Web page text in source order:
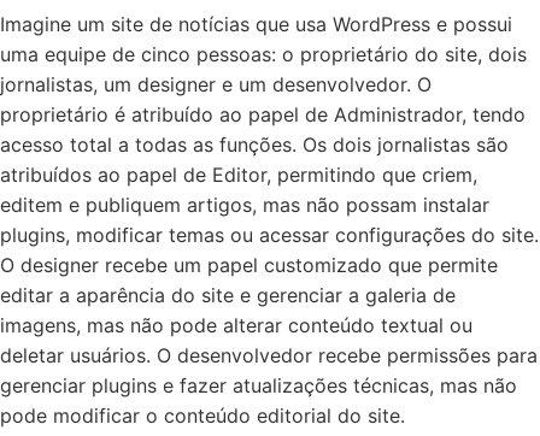
Imagine um site de notícias que usa WordPress e possui
uma equipe de cinco pessoas: o proprietário do site, dois
jornalistas, um designer e um desenvolvedor. O
proprietário é atribuído ao papel de Administrador, tendo
acesso total a todas as funções. Os dois jornalistas são
atribuídos ao papel de Editor, permitindo que criem,
editem e publiquem artigos, mas não possam instalar
plugins, modificar temas ou acessar configurações do site.
O designer recebe um papel customizado que permite
editar a aparência do site e gerenciar a galeria de
imagens, mas não pode alterar conteúdo textual ou
deletar usuários. O desenvolvedor recebe permissões para
gerenciar plugins e fazer atualizações técnicas, mas não
pode modificar o conteúdo editorial do site.